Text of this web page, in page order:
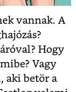
vannak. A
Hogy
Vagy
aki betör a